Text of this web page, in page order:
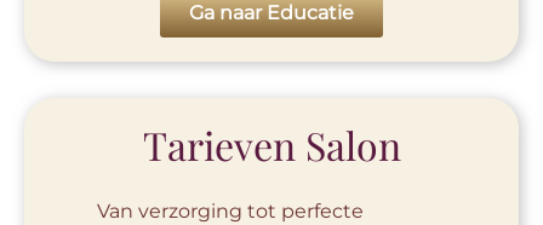
Ga naar Educatie
Tarieven Salon
Van verzorging tot perfecte